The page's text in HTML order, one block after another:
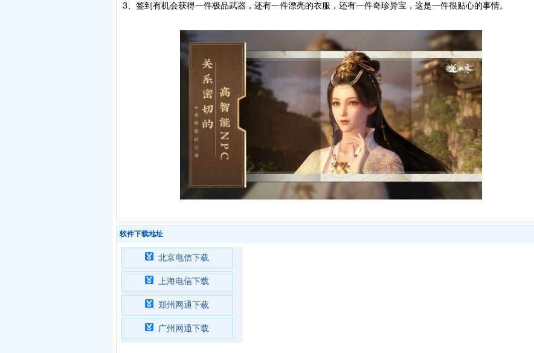
3、签到有机会获得一件极品武器，还有一件漂亮的衣服，还有一件奇珍异宝，这是一件很贴心的事情。
软件下载地址
北京电信下载
上海电信下载
郑州网通下载
广州网通下载